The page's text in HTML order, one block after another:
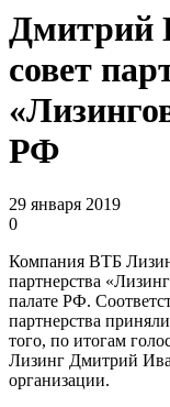
Дмитрий
совет
РФ
29 января 2019
0
Компания ВТБ
партнерства
палате РФ.
партнерства
того, по итогам
Лизинг Дмитрий
организации.